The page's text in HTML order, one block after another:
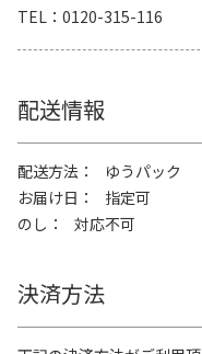
TEL
0120-315-116
配送情報
配送方法
ゆうパック
お届け日
指定可
のし
対応不可
決済方法